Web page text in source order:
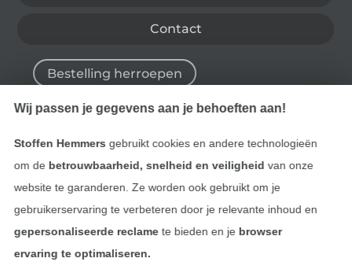
Contact
Bestelling herroepen
Vind meer inspiratie
Wij passen je gegevens aan je behoeften aan!
Stoffen Hemmers gebruikt cookies en andere technologieën
om de betrouwbaarheid, snelheid en veiligheid van onze
website te garanderen. Ze worden ook gebruikt om je
gebruikerservaring te verbeteren door je relevante inhoud en
gepersonaliseerde reclamete bieden en je browser
ervaring te optimaliseren.